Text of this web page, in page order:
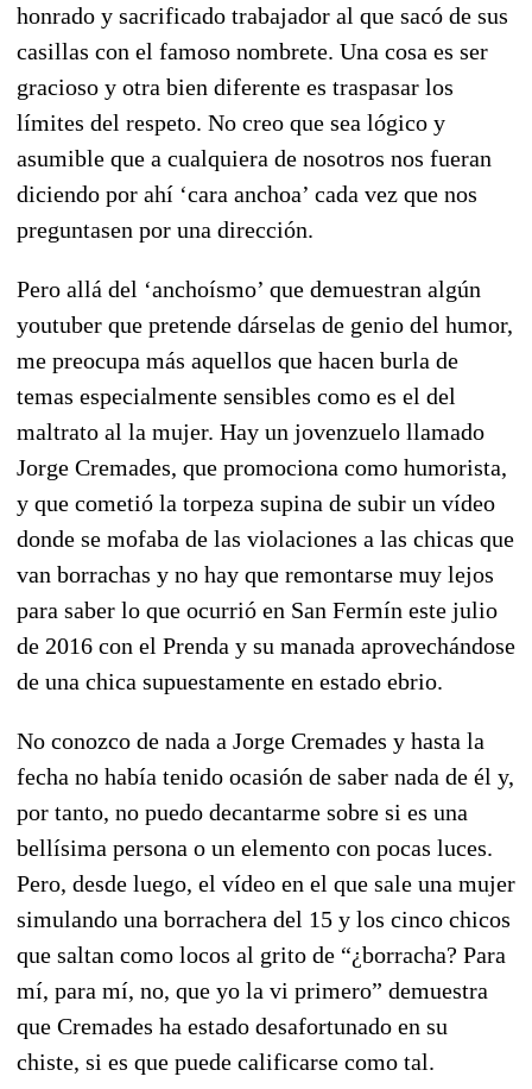
honrado y sacrificado trabajador al que sacó de sus
casillas con el famoso nombrete. Una cosa es ser
gracioso y otra bien diferente es traspasar los
límites del respeto. No creo que sea lógico y
asumible que a cualquiera de nosotros nos fueran
diciendo por ahí ‘cara anchoa’ cada vez que nos
preguntasen por una dirección.
Pero allá del ‘anchoísmo’ que demuestran algún
youtuber que pretende dárselas de genio del humor,
me preocupa más aquellos que hacen burla de
temas especialmente sensibles como es el del
maltrato al la mujer. Hay un jovenzuelo llamado
Jorge Cremades, que promociona como humorista,
y que cometió la torpeza supina de subir un vídeo
donde se mofaba de las violaciones a las chicas que
van borrachas y no hay que remontarse muy lejos
para saber lo que ocurrió en San Fermín este julio
de 2016 con el Prenda y su manada aprovechándose
de una chica supuestamente en estado ebrio.
No conozco de nada a Jorge Cremades y hasta la
fecha no había tenido ocasión de saber nada de él y,
por tanto, no puedo decantarme sobre si es una
bellísima persona o un elemento con pocas luces.
Pero, desde luego, el vídeo en el que sale una mujer
simulando una borrachera del 15 y los cinco chicos
que saltan como locos al grito de “¿borracha? Para
mí, para mí, no, que yo la vi primero” demuestra
que Cremades ha estado desafortunado en su
chiste, si es que puede calificarse como tal.